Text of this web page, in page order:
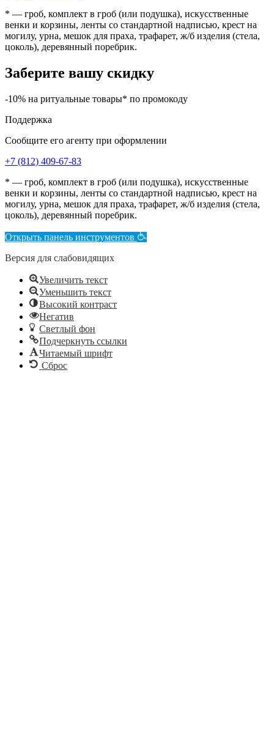
* — гроб, комплект в гроб (или подушка), искусственные
венки и корзины, ленты со стандартной надписью, крест на
могилу, урна, мешок для праха, трафарет, ж/б изделия (стела,
цоколь), деревянный поребрик.
Заберите вашу скидку
-10% на ритуальные товары* по промокоду
Поддержка
Сообщите его агенту при оформлении
+7 (812) 409-67-83
* — гроб, комплект в гроб (или подушка), искусственные
венки и корзины, ленты со стандартной надписью, крест на
могилу, урна, мешок для праха, трафарет, ж/б изделия (стела,
цоколь), деревянный поребрик.
Открыть панель инструментов
Версия для слабовидящих
Увеличить текст
Уменьшить текст
Высокий контраст
Негатив
Светлый фон
Подчеркнуть ссылки
Читаемый шрифт
Сброс